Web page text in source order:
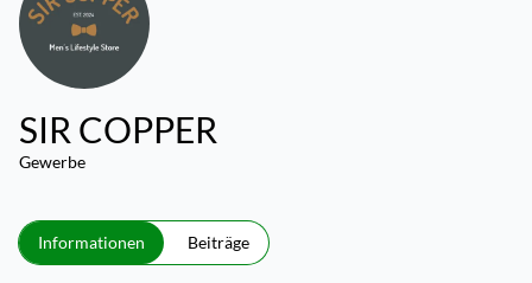
SIR COPPER
Gewerbe
Informationen Beiträge